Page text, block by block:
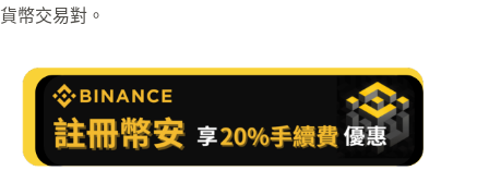
貨幣交易對。